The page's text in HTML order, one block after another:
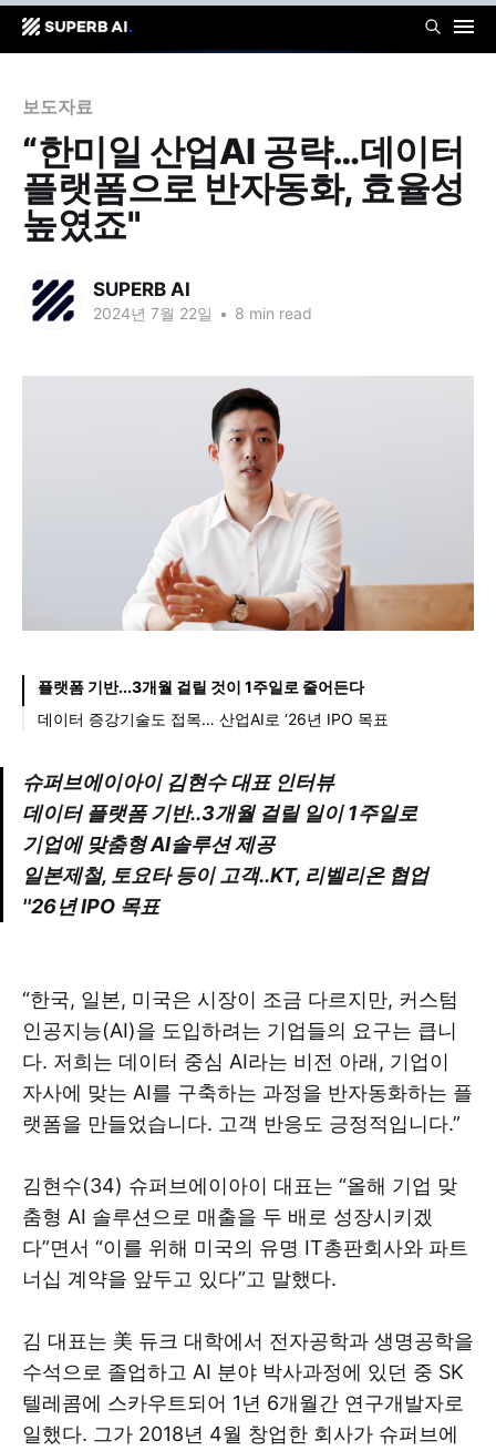
보도자료
“한미일 산업AI 공략…데이터
플랫폼으로 반자동화, 효율성
높였죠"
SUPERB AI
2024년 7월 22일 • 8 min read
플랫폼 기반...3개월 걸릴 것이 1주일로 줄어든다
데이터 증강기술도 접목… 산업AI로 ‘26년 IPO 목표
슈퍼브에이아이 김현수 대표 인터뷰
데이터 플랫폼 기반..3개월 걸릴 일이 1주일로
기업에 맞춤형 AI솔루션 제공
일본제철, 토요타 등이 고객..KT, 리벨리온 협업
''26년 IPO 목표
“한국, 일본, 미국은 시장이 조금 다르지만, 커스텀
인공지능(AI)을 도입하려는 기업들의 요구는 큽니
다. 저희는 데이터 중심 AI라는 비전 아래, 기업이
자사에 맞는 AI를 구축하는 과정을 반자동화하는 플
랫폼을 만들었습니다. 고객 반응도 긍정적입니다.”
김현수(34) 슈퍼브에이아이 대표는 “올해 기업 맞
춤형 AI 솔루션으로 매출을 두 배로 성장시키겠
다”면서 “이를 위해 미국의 유명 IT총판회사와 파트
너십 계약을 앞두고 있다”고 말했다.
김 대표는 美 듀크 대학에서 전자공학과 생명공학을
수석으로 졸업하고 AI 분야 박사과정에 있던 중 SK
텔레콤에 스카우트되어 1년 6개월간 연구개발자로
일했다. 그가 2018년 4월 창업한 회사가 슈퍼브에